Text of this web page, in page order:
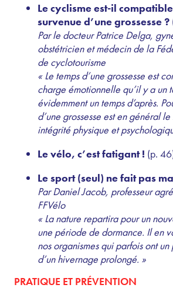
Le cyclisme est-il
survenue d’une grossesse ?
Par le docteur Patrice Delga,
obstétricien et médecin de la
de cyclotourisme
« Le temps d’une grossesse est
charge émotionnelle qu’il y a un
évidemment un temps d’après.
d’une grossesse est en général
intégrité physique et
Le vélo, c’est fatigant ! (p.
Le sport (seul) ne fait pas
Par Daniel Jacob, professeur
FFVélo
« La nature repartira pour un
une période de dormance. Il en
nos organismes qui parfois ont
d’un hivernage prolongé. »
PRATIQUE ET PRÉVENTION